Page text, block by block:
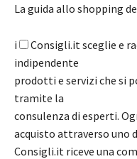
La guida allo shopping
i
Consigli.it sceglie e
indipendente
prodotti e servizi che si
tramite la
consulenza di esperti.
acquisto attraverso uno
Consigli.it riceve una